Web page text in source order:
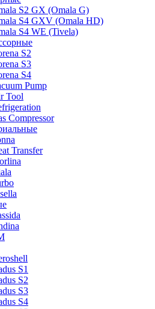
S2 GX (Omala G)
S4 GXV (Omala HD)
S4 WE (Tivela)
S2
S3
S4
Pump
Tool
Compressor
Transfer
S1
S2
S3
S4